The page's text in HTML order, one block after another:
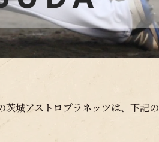
城アストロプラネッツは、下記の